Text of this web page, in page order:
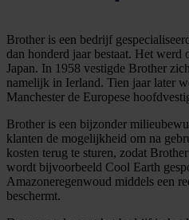
Brother is een bedrijf
dan honderd jaar bestaat. Het
Japan. In 1958 vestigde Brother
namelijk in Ierland. Tien jaar later
Manchester de Europese
Brother is een bijzonder
klanten de mogelijkheid om na
kosten terug te sturen, zodat
wordt bijvoorbeeld Cool Earth
Amazoneregenwoud middels een
beschermt.